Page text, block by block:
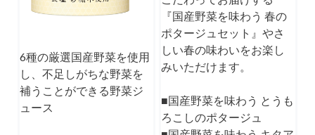
6種の厳選国産野菜を使用
し、不足しがちな野菜を
補うことができる野菜ジ
ュース
『国産野菜を味わう 春の
ポタージュセット』やさ
しい春の味わいをお楽し
みいただけます。
■国産野菜を味わう とうも
ろこしのポタージュ